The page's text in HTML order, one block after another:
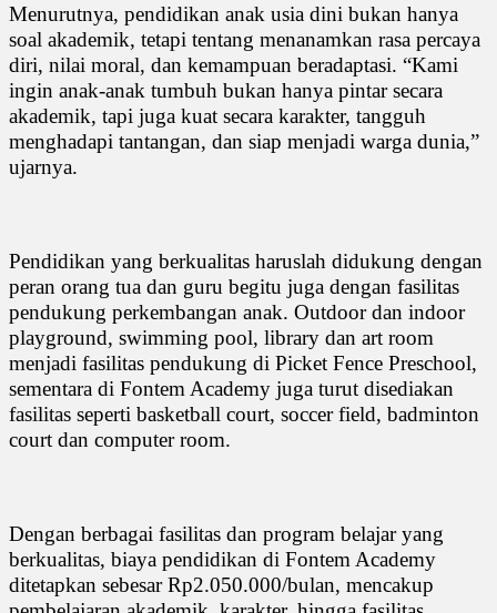
Menurutnya, pendidikan anak usia dini bukan hanya
soal akademik, tetapi tentang menanamkan rasa percaya
diri, nilai moral, dan kemampuan beradaptasi. “Kami
ingin anak-anak tumbuh bukan hanya pintar secara
akademik, tapi juga kuat secara karakter, tangguh
menghadapi tantangan, dan siap menjadi warga dunia,”
ujarnya.
Pendidikan yang berkualitas haruslah didukung dengan
peran orang tua dan guru begitu juga dengan fasilitas
pendukung perkembangan anak. Outdoor dan indoor
playground, swimming pool, library dan art room
menjadi fasilitas pendukung di Picket Fence Preschool,
sementara di Fontem Academy juga turut disediakan
fasilitas seperti basketball court, soccer field, badminton
court dan computer room.
Dengan berbagai fasilitas dan program belajar yang
berkualitas, biaya pendidikan di Fontem Academy
ditetapkan sebesar Rp2.050.000/bulan, mencakup